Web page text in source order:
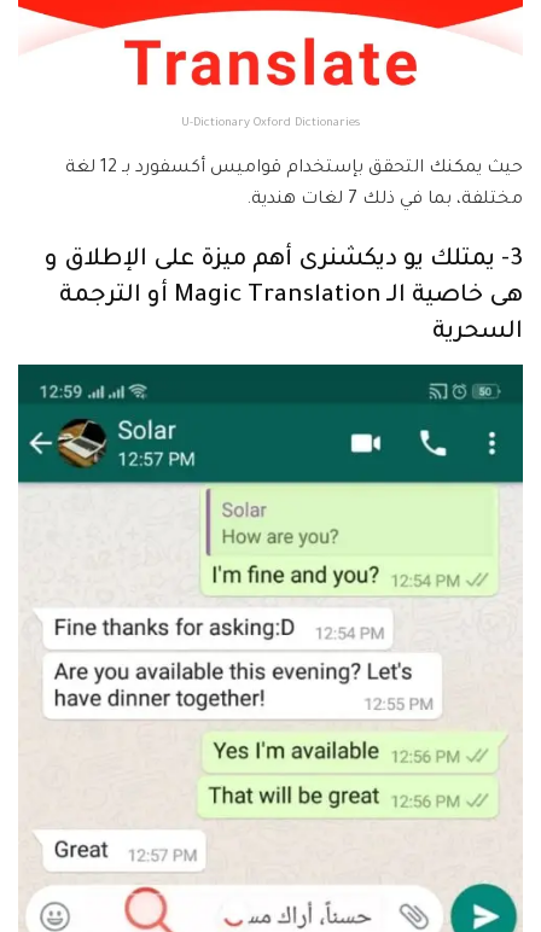
U-Dictionary Oxford Dictionaries
حيث يمكنك التحقق بإستخدام قواميس أكسفورد بـ 12 لغة
مختلفة، بما في ذلك 7 لغات هندية.
3- يمتلك يو ديكشنرى أهم ميزة على الإطلاق و
هى خاصية الـ Magic Translation أو الترجمة
السحرية